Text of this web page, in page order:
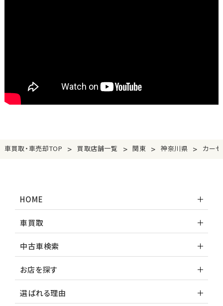
車買取・車売却TOP > 買取店舗一覧 > 関東 > 神奈川県 > カー
HOME
車買取
中古車検索
お店を探す
選ばれる理由